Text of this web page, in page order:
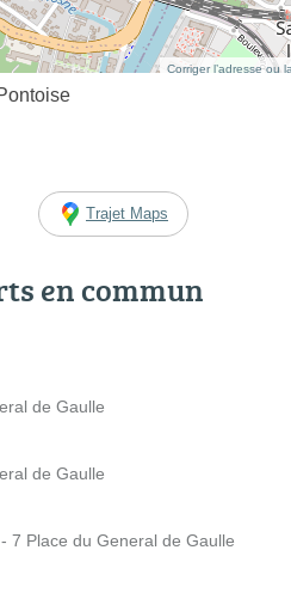
Corriger l’adresse ou
Trajet Maps
en commun
de Gaulle
de Gaulle
7 Place du General de Gaulle